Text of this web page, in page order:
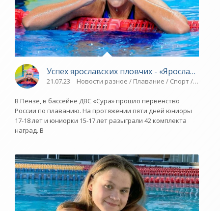
Успех ярославских пловчих - «Ярославский
21.07.23 Новости разное / Плавание / Спорт /
В Пензе, в бассейне ДВС «Сура» прошло первенство
России по плаванию. На протяжении пяти дней юниоры
17-18 лет и юниорки 15-17 лет разыграли 42 комплекта
наград. В